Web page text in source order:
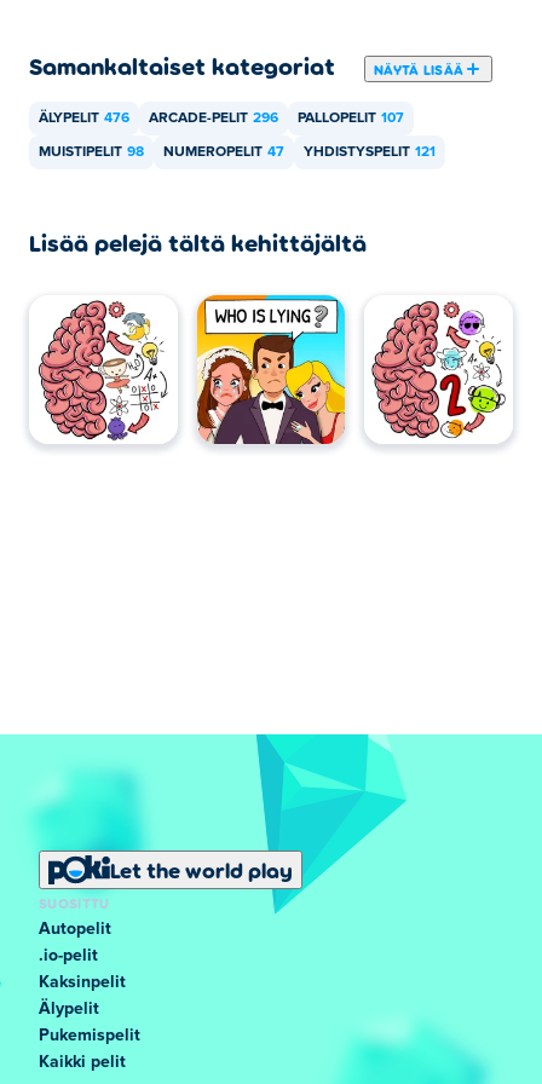
2048 Ballsia voi pelata tietokoneellasi ja mobiililaitteilla,
Samankaltaiset kategoriat NÄYTÄ LISÄÄ
ÄLYPELIT 476 ARCADE-PELIT 296 PALLOPELIT 107
MUISTIPELIT 98 NUMEROPELIT 47 YHDISTYSPELIT 121
Lisää pelejä tältä kehittäjältä
Let the world play
SUOSITTU
Autopelit
.io-pelit
Kaksinpelit
Älypelit
Pukemispelit
Kaikki pelit